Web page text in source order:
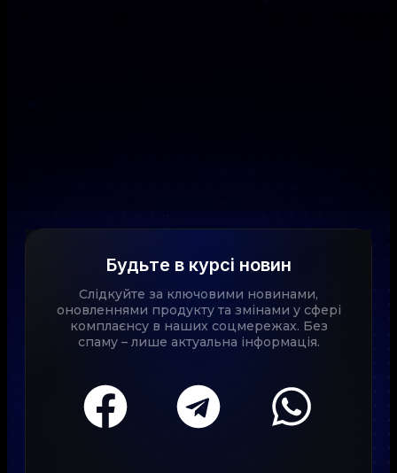
Будьте в курсі новин
Слідкуйте за ключовими новинами,
оновленнями продукту та змінами у сфері
комплаєнсу в наших соцмережах. Без
спаму – лише актуальна інформація.